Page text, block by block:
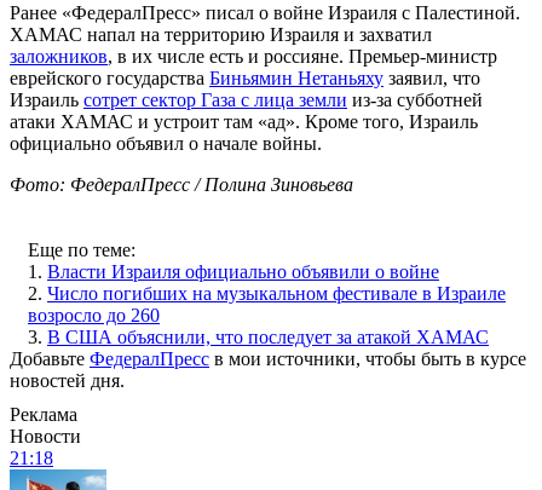
Ранее «ФедералПресс» писал о войне Израиля с Палестиной.
ХАМАС напал на территорию Израиля и захватил
заложников, в их числе есть и россияне. Премьер-министр
еврейского государства Биньямин Нетаньяху заявил, что
Израиль сотрет сектор Газа с лица земли из-за субботней
атаки ХАМАС и устроит там «ад». Кроме того, Израиль
официально объявил о начале войны.
Фото: ФедералПресс / Полина Зиновьева
Еще по теме:
1. Власти Израиля официально объявили о войне
2. Число погибших на музыкальном фестивале в Израиле
возросло до 260
3. В США объяснили, что последует за атакой ХАМАС
Добавьте ФедералПресс в мои источники, чтобы быть в курсе
новостей дня.
Реклама
Новости
21:18